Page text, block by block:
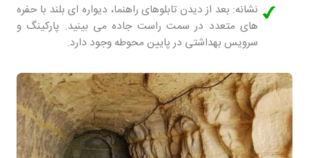
نشانه: بعد از دیدن تابلوهای راهنما، دیواره ای بلند با حفره
های متعدد در سمت راست جاده می بینید. پارکینگ و
سرویس بهداشتی در پایین محوطه وجود دارد.